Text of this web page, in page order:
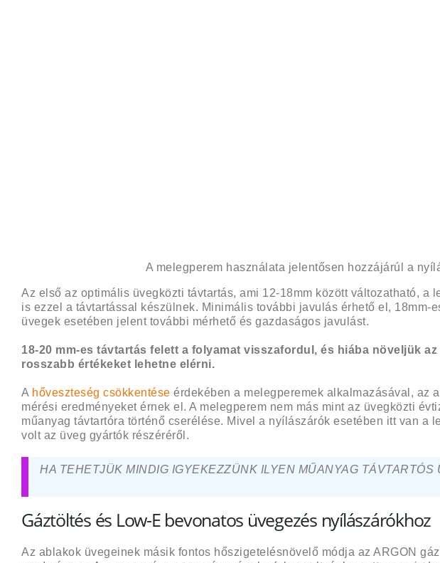
A melegperem használata jelentősen hozzájárúl a
Az első az optimális üvegközti távtartás, ami 12-18mm között változatható, a
is ezzel a távtartással készülnek. Minimális további javulás érhető el, 18mm-
üvegek esetében jelent további mérhető és gazdaságos javulást.
18-20 mm-es távtartás felett a folyamat visszafordul, és hiába növeljük
rosszabb értékeket lehetne elérni.
A hőveszteség csökkentése érdekében a melegperemek alkalmazásával,
mérési eredményeket érnek el. A melegperem nem más mint az üvegközti
műanyag távtartóra történő cserélése. Mivel a nyílászárók esetében itt van a
volt az üveg gyártók részéréről.
HA TEHETJÜK MINDIG IGYEKEZZÜNK ILYEN MŰANYAG
Gáztöltés és Low-E bevonatos üvegezés nyílászárókhoz
Az ablakok üvegeinek másik fontos hőszigetelésnövelő módja az ARGON